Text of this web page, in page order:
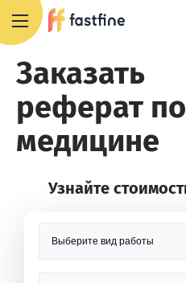
Заказать
реферат по
медицине
Узнайте